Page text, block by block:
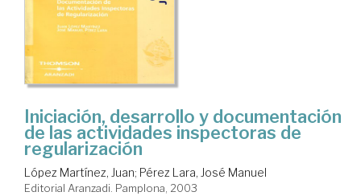
Iniciación, desarrollo y documentación
de las actividades inspectoras de
regularización
López Martínez, Juan; Pérez Lara, José Manuel
Editorial Aranzadi. Pamplona, 2003